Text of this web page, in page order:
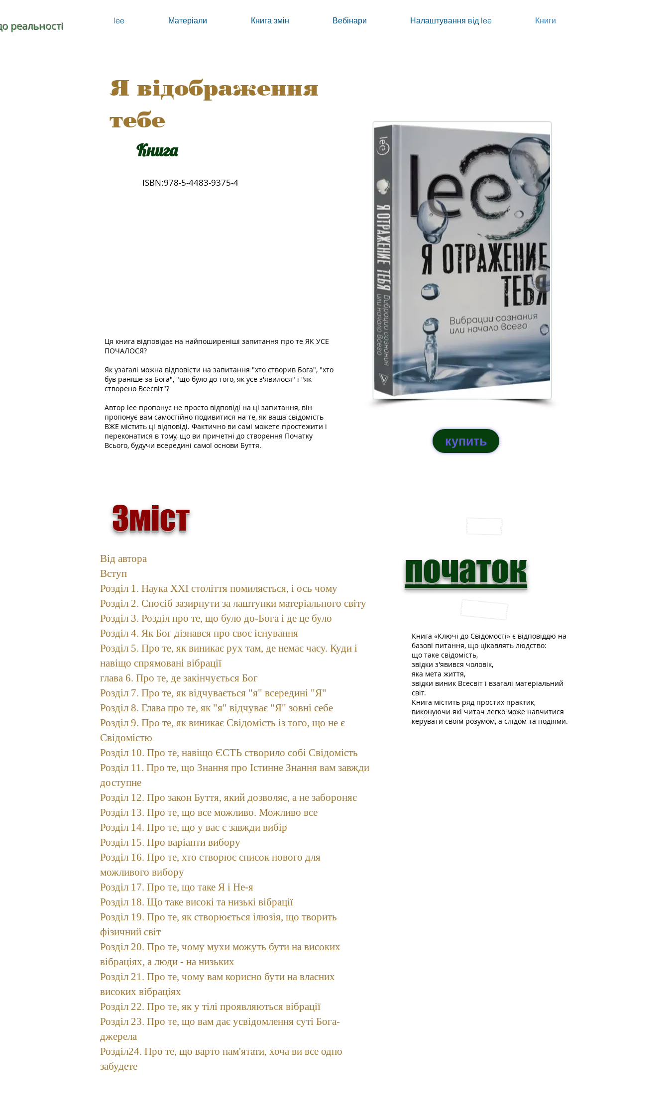
реальності lee Матеріали Книга змін Вебінари Налаштування від lee Книги
Я відображення
тебе
Книга
ISBN:978-5-4483-9375-4
Ця книга відповідає на найпоширеніші запитання про те ЯК УСЕ
ПОЧАЛОСЯ?
Як узагалі можна відповісти на запитання "хто створив Бога", "хто
був раніше за Бога", "що було до того, як усе з'явилося" і "як
створено Всесвіт"?
Автор lee пропонує не просто відповіді на ці запитання, він
пропонує вам самостійно подивитися на те, як ваша свідомість
ВЖЕ містить ці відповіді. Фактично ви самі можете простежити і
переконатися в тому, що ви причетні до створення Початку
Всього, будучи всередині самої основи Буття.
купить
Зміст
Від автора
Вступ
Розділ 1. Наука XXI століття помиляється, і ось чому
Розділ 2. Спосіб зазирнути за лаштунки матеріального світу
Розділ 3. Розділ про те, що було до-Бога і де це було
Розділ 4. Як Бог дізнався про своє існування
Розділ 5. Про те, як виникає рух там, де немає часу. Куди і
навіщо спрямовані вібрації
глава 6. Про те, де закінчується Бог
Розділ 7. Про те, як відчувається "я" всередині "Я"
Розділ 8. Глава про те, як "я" відчуває "Я" зовні себе
Розділ 9. Про те, як виникає Свідомість із того, що не є
Свідомістю
Розділ 10. Про те, навіщо ЄСТЬ створило собі Свідомість
Розділ 11. Про те, що Знання про Істинне Знання вам завжди
доступне
Розділ 12. Про закон Буття, який дозволяє, а не забороняє
Розділ 13. Про те, що все можливо. Можливо все
Розділ 14. Про те, що у вас є завжди вибір
Розділ 15. Про варіанти вибору
Розділ 16. Про те, хто створює список нового для
можливого вибору
Розділ 17. Про те, що таке Я і Не-я
Розділ 18. Що таке високі та низькі вібрації
Розділ 19. Про те, як створюється ілюзія, що творить
фізичний світ
Розділ 20. Про те, чому мухи можуть бути на високих
вібраціях, а люди - на низьких
Розділ 21. Про те, чому вам корисно бути на власних
високих вібраціях
Розділ 22. Про те, як у тілі проявляються вібрації
Розділ 23. Про те, що вам дає усвідомлення суті Бога-
джерела
Розділ24. Про те, що варто пам'ятати, хоча ви все одно
забудете
початок
Книга «Ключі до Свідомості» є відповіддю на
базові питання, що цікавлять людство:
що таке свідомість,
звідки з'явився чоловік,
яка мета життя,
звідки виник Всесвіт і взагалі матеріальний
світ.
Книга містить ряд простих практик,
виконуючи які читач легко може навчитися
керувати своїм розумом, а слідом та подіями.